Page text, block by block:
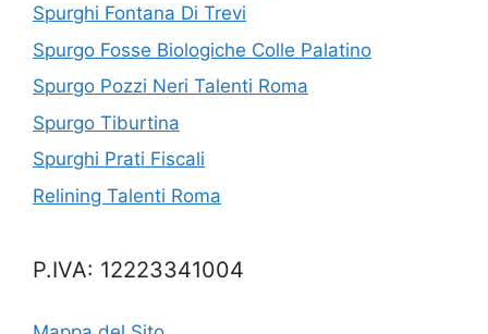
Spurghi Fontana Di Trevi
Spurgo Fosse Biologiche Colle Palatino
Spurgo Pozzi Neri Talenti Roma
Spurgo Tiburtina
Spurghi Prati Fiscali
Relining Talenti Roma
P.IVA: 12223341004